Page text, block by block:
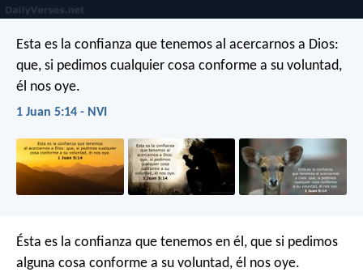
Esta es la confianza que tenemos al acercarnos a Dios:
que, si pedimos cualquier cosa conforme a su voluntad,
él nos oye.
1 Juan 5:14 - NVI
Ésta es la confianza que tenemos en él, que si pedimos
alguna cosa conforme a su voluntad, él nos oye.